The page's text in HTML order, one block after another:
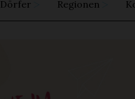
Dörfer Regionen